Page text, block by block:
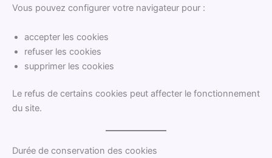
Vous pouvez configurer votre navigateur pour :
accepter les cookies
refuser les cookies
supprimer les cookies
Le refus de certains cookies peut affecter le fonctionnement
du site.
Durée de conservation des cookies